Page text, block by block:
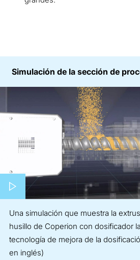
Simulación de la sección de
Play video
Una simulación que muestra la
husillo de Coperion con dosificador
tecnología de mejora de la
en inglés)